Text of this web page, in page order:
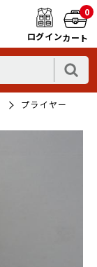
ログイン
0
カート
プライヤー